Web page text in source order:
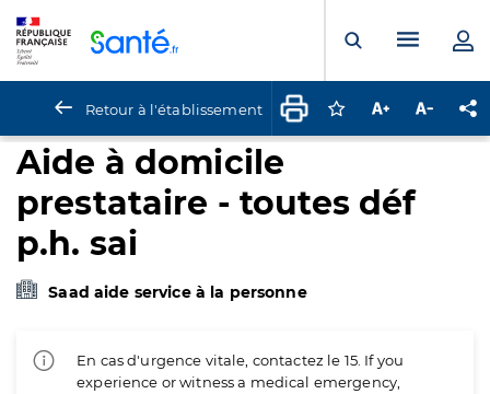
Ouvrir laMenu
Retour à l'établissement Connectez-vous
Augmenter la
Aide à domicile
prestataire - toutes déf
p.h. sai
Saad aide service à la personne
En cas d'urgence vitale, contactez le 15. If you
experience or witness a medical emergency,